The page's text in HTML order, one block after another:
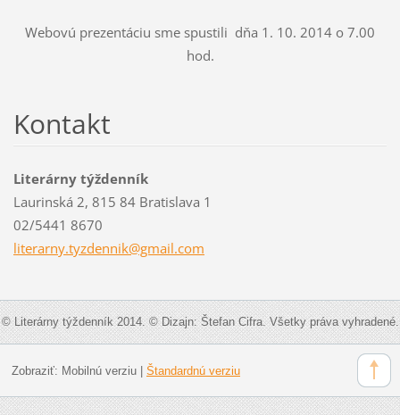
Webovú prezentáciu sme spustili dňa 1. 10. 2014 o 7.00
hod.
Kontakt
Literárny týždenník
Laurinská 2, 815 84 Bratislava 1
02/5441 8670
literarny.tyzdennik@gmail.com
© Literárny týždenník 2014. © Dizajn: Štefan Cifra. Všetky práva vyhradené.
Zobraziť: Mobilnú verziu| Štandardnú verziu